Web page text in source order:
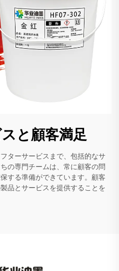
と顧客満足
ターサービスまで、包括的なサ
の専門チームは、常に顧客の問
する準備ができています。顧客
品とサービスを提供することを